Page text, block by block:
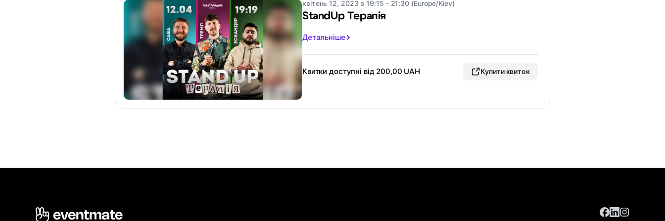
квітень 12, 2023 в 19:15 - 21:30 (Europe/Kiev)
StandUp Терапія
Детальніше
Квитки доступні від 200,00 UAH Купити квиток